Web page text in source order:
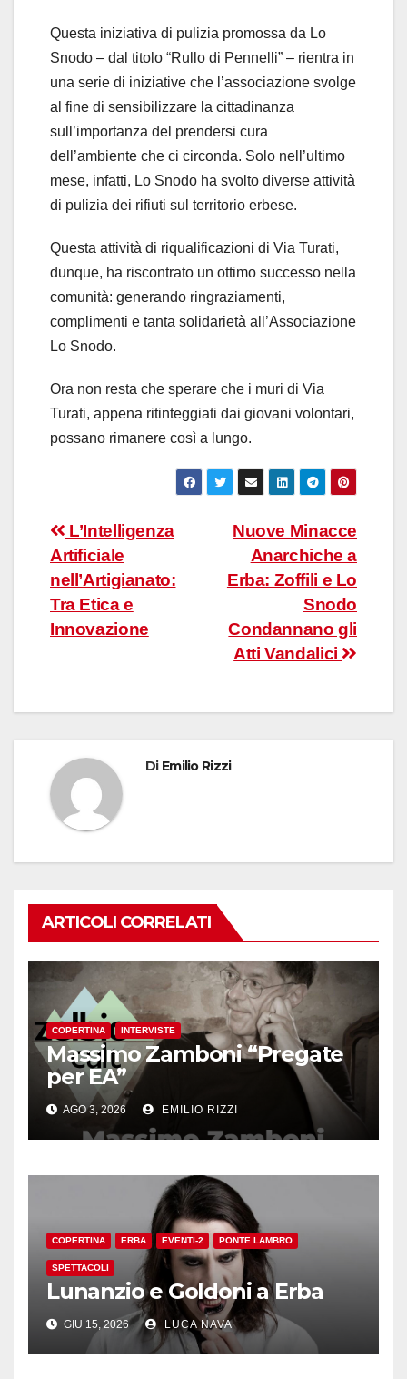
Questa iniziativa di pulizia promossa da Lo
Snodo – dal titolo “Rullo di Pennelli” – rientra in
una serie di iniziative che l’associazione svolge
al fine di sensibilizzare la cittadinanza
sull’importanza del prendersi cura
dell’ambiente che ci circonda. Solo nell’ultimo
mese, infatti, Lo Snodo ha svolto diverse attività
di pulizia dei rifiuti sul territorio erbese.
Questa attività di riqualificazioni di Via Turati,
dunque, ha riscontrato un ottimo successo nella
comunità: generando ringraziamenti,
complimenti e tanta solidarietà all’Associazione
Lo Snodo.
Ora non resta che sperare che i muri di Via
Turati, appena ritinteggiati dai giovani volontari,
possano rimanere così a lungo.
Navigazione
articoli
Nuove Minacce
Anarchiche a
Erba: Zoffili e Lo
Snodo
Condannano gli
Atti Vandalici
L’Intelligenza
Artificiale
nell’Artigianato:
Tra Etica e
Innovazione
Di Emilio Rizzi
ARTICOLI CORRELATI
COPERTINA INTERVISTE
Massimo Zamboni “Pregate
per EA”
AGO 3, 2026 EMILIO RIZZI
COPERTINA ERBA EVENTI-2 PONTE LAMBRO
SPETTACOLI
Lunanzio e Goldoni a Erba
GIU 15, 2026 LUCA NAVA